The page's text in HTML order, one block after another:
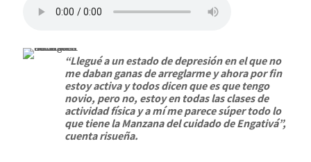
“Llegué a un estado de depresión en el que no
me daban ganas de arreglarme y ahora por fin
estoy activa y todos dicen que es que tengo
novio, pero no, estoy en todas las clases de
actividad física y a mí me parece súper todo lo
que tiene la Manzana del cuidado de Engativá”,
cuenta risueña.